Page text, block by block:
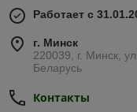
Работает с
г. Минск
220039, г. Минск,
Беларусь
Контакты